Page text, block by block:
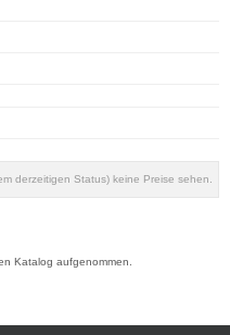
derzeitigen Status) keine Preise sehen.
Katalog aufgenommen.